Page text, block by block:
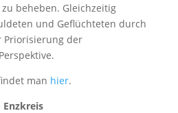
beheben. Gleichzeitig
und Geflüchteten durch
Priorisierung der
man hier.